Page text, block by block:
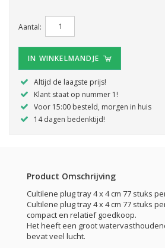
Aantal:
IN WINKELMANDJE
Altijd de laagste prijs!
Klant staat op nummer 1!
Voor 15:00 besteld, morgen in huis
14 dagen bedenktijd!
Product Omschrijving
Cultilene plug tray 4 x 4 cm 77 stuks
Cultilene plug tray 4 x 4 cm 77 stuks
compact en relatief goedkoop.
Het heeft een groot
bevat veel lucht.